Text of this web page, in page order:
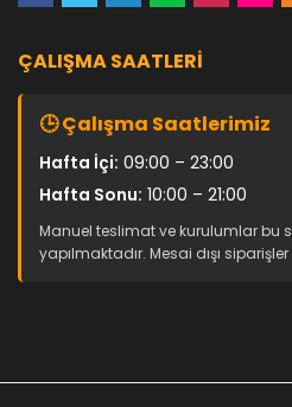
ÇALIŞMA SAATLERI
🕒 Çalışma Saatlerimiz
Hafta İçi: 09:00 – 23:00
Hafta Sonu: 10:00 – 21:00
Manuel teslimat ve kurulumlar bu
yapılmaktadır. Mesai dışı